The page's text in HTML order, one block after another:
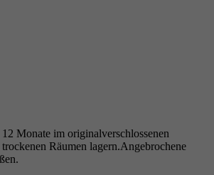
Monate im originalverschlossenen
Räumen lagern.Angebrochene